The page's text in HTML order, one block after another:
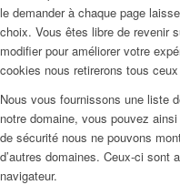
le demander à chaque page
choix. Vous êtes libre de revenir
modifier pour améliorer votre
cookies nous retirerons tous
Nous vous fournissons une liste
notre domaine, vous pouvez
de sécurité nous ne pouvons
d’autres domaines. Ceux-ci
navigateur.